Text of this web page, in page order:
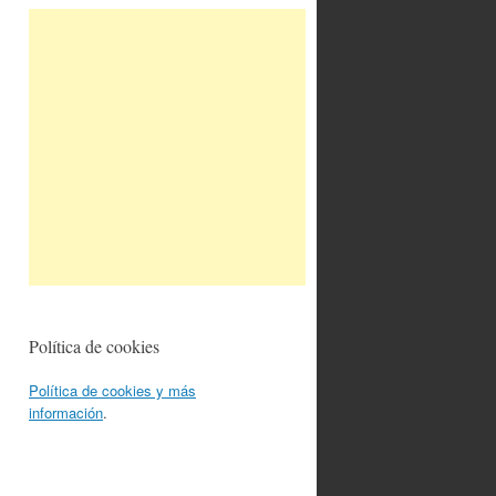
Política de cookies
Política de cookies y más
información.